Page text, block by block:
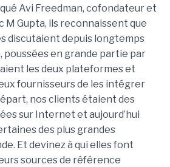
Avi Freedman, cofondateur et
M Gupta, ils reconnaissent que
discutaient depuis longtemps
poussées en grande partie par
les deux plateformes et
fournisseurs de les intégrer
nos clients étaient des
sur Internet et aujourd’hui
des plus grandes
Et devinez à qui elles font
sources de référence